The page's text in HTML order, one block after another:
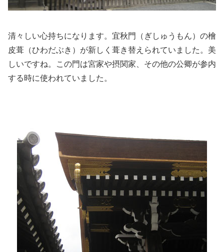
清々しい心持ちになります。宜秋門（ぎしゅうもん）の檜
皮葺（ひわだぶき）が新しく葺き替えられていました。美
しいですね。この門は宮家や摂関家、その他の公卿が参内
する時に使われていました。